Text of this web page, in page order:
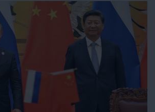
da “escolha” norte-americana.
o duelo de sociopatas nos Estados
Central do Partido Comunista da China
até 2025, decisivo no
a autossuficiência económica ao
tecnológico. E o “pragmatismo” de
em debates como alternativa aos
neoliberais no Ocidente. São
estão a traçar outros caminhos não
os do decadente império.